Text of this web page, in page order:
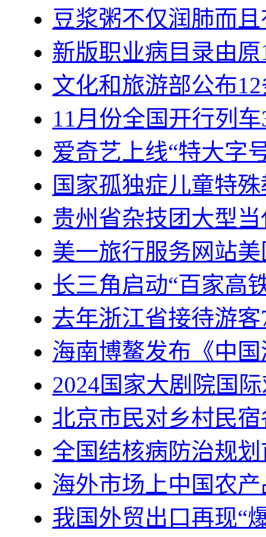
豆浆粥不仅润肺而
新版职业病目录由
文化和旅游部公布
11月份全国开行列
爱奇艺上线“特大字
国家孤独症儿童特
贵州省杂技团大型
美一旅行服务网站
长三角启动“百家高
去年浙江省接待游
海南博鳌发布《中
2024国家大剧院国
北京市民对乡村民
全国结核病防治规
海外市场上中国农
我国外贸出口再现“